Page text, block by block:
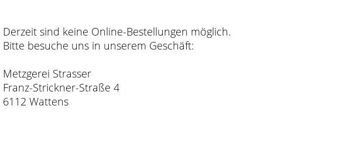
Derzeit sind keine Online-Bestellungen möglich.
Bitte besuche uns in unserem Geschäft:
Metzgerei Strasser
Franz-Strickner-Straße 4
6112 Wattens